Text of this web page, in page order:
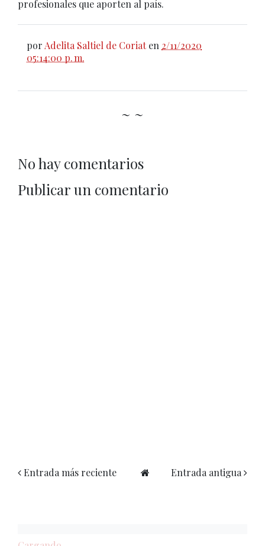
profesionales que aporten al país.
por Adelita Saltiel de Coriat en 2/11/2020
05:14:00 p. m.
~ ~
No hay comentarios
Publicar un comentario
Entrada más reciente Entrada antigua